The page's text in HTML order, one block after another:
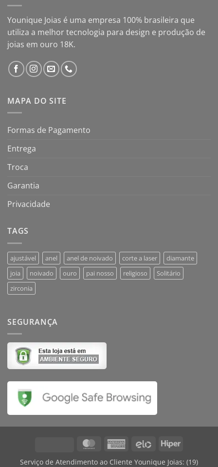
Younique Joias é uma empresa 100% brasileira que
utiliza a melhor tecnologia para design e produção de
joias em ouro 18K.
MAPA DO SITE
Formas de Pagamento
Entrega
Troca
Garantia
Privacidade
TAGS
ajustável anel anel de noivado corte a laser
diamante
joia
noivado ouro pai nosso religioso
Solitário
zirconia
SEGURANÇA
MasterCardAmerican Elo Hiper
Serviço de Atendimento ao Cliente Younique Joias: (19)